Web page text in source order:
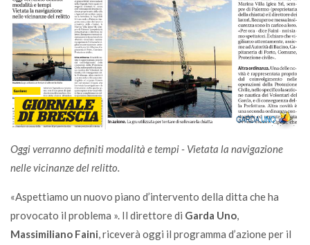
Oggi verranno definiti modalità e tempi - Vietata la navigazione
nelle vicinanze del relitto.
«Aspettiamo un nuovo piano d’intervento della ditta che ha
provocato il problema ». Il direttore di Garda Uno,
Massimiliano Faini, riceverà oggi il programma d’azione per il